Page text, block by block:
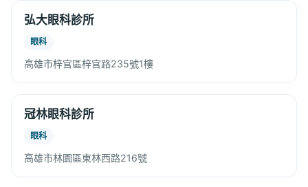
弘大眼科診所
眼科
高雄市梓官區梓官路235號1樓
冠林眼科診所
眼科
高雄市林園區東林西路216號